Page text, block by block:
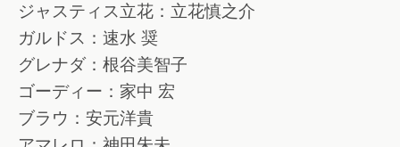
ジャスティス立花：立花慎之介
ガルドス：速水 奨
グレナダ：根谷美智子
ゴーディー：家中 宏
ブラウ：安元洋貴